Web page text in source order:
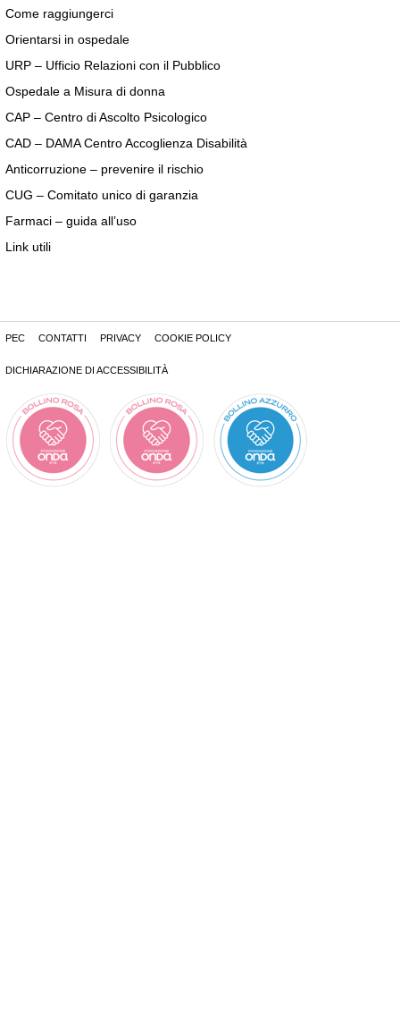
Come raggiungerci
Orientarsi in ospedale
URP – Ufficio Relazioni con il Pubblico
Ospedale a Misura di donna
CAP – Centro di Ascolto Psicologico
CAD – DAMA Centro Accoglienza Disabilità
Anticorruzione – prevenire il rischio
CUG – Comitato unico di garanzia
Farmaci – guida all’uso
Link utili
PEC CONTATTI PRIVACY COOKIE POLICY
DICHIARAZIONE DI ACCESSIBILITÀ